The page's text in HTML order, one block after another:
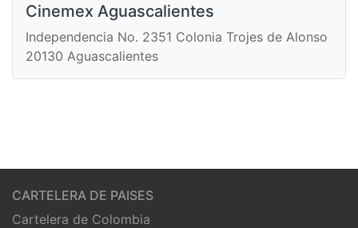
Cinemex Aguascalientes
Independencia No. 2351 Colonia Trojes de Alonso
20130 Aguascalientes
CARTELERA DE PAISES
Cartelera de Colombia